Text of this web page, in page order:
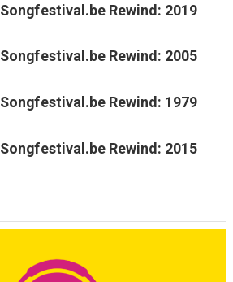
Songfestival.be Rewind: 2019
Songfestival.be Rewind: 2005
Songfestival.be Rewind: 1979
Songfestival.be Rewind: 2015